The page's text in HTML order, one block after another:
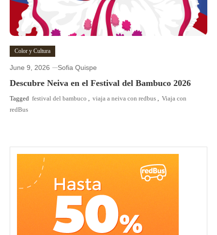
Color y Cultura
June 9, 2026 Sofia Quispe
Descubre Neiva en el Festival del Bambuco 2026
Tagged festival del bambuco viaja a neiva con redbus
Viaja con
redBus